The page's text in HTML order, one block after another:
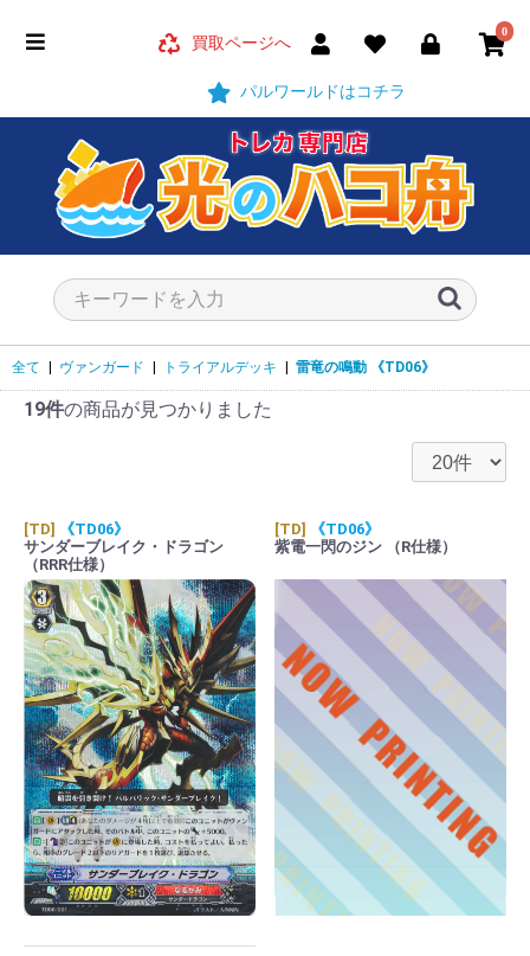
買取ページへ
パルワールドはコチラ
0
全て ヴァンガード トライアルデッキ 雷竜の鳴動 《TD06》
19件の商品が見つかりました
[TD]
《TD06》
サンダーブレイク・ドラゴン
（RRR仕様）
[TD]
《TD06》
紫電一閃のジン （R仕様）